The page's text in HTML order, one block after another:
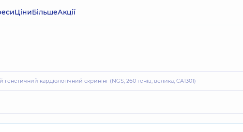
ЦіниБільшеАкції
генетичний кардіологічний скринінг (NGS, 260 генів, велика, CA1301)